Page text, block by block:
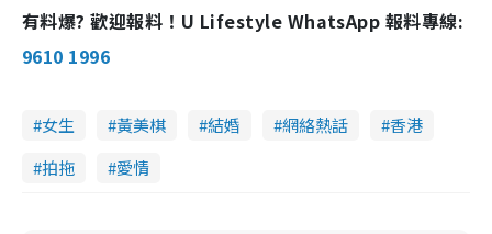
有料爆? 歡迎報料！U Lifestyle WhatsApp 報料專線:
9610 1996
女生 黃美棋 結婚 網絡熱話
香港
拍拖
愛情